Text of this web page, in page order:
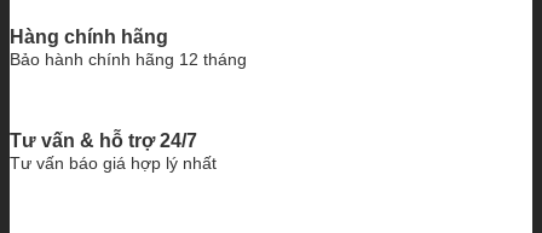
Hàng chính hãng
Bảo hành chính hãng 12 tháng
Tư vấn & hỗ trợ 24/7
Tư vấn báo giá hợp lý nhất